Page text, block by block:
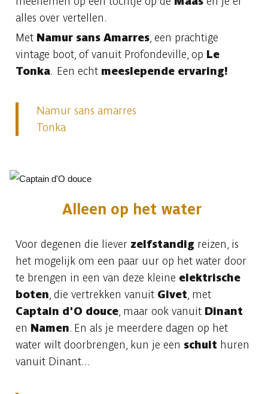
alles over vertellen.
Met Namur sans Amarres , een prachtige
vintage boot, of vanuit Profondeville, op Le
Tonka. Een echt meeslepende ervaring!
Namur sans amarres
Tonka
Alleen op het water
Voor degenen die liever zelfstandig reizen, is
het mogelijk om een paar uur op het water door
te brengen in een van deze kleine elektrische
boten , die vertrekken vanuit Givet , met
Captain d'O douce , maar ook vanuit Dinant
en Namen. En als je meerdere dagen op het
water wilt doorbrengen, kun je een schuit huren
vanuit Dinant...